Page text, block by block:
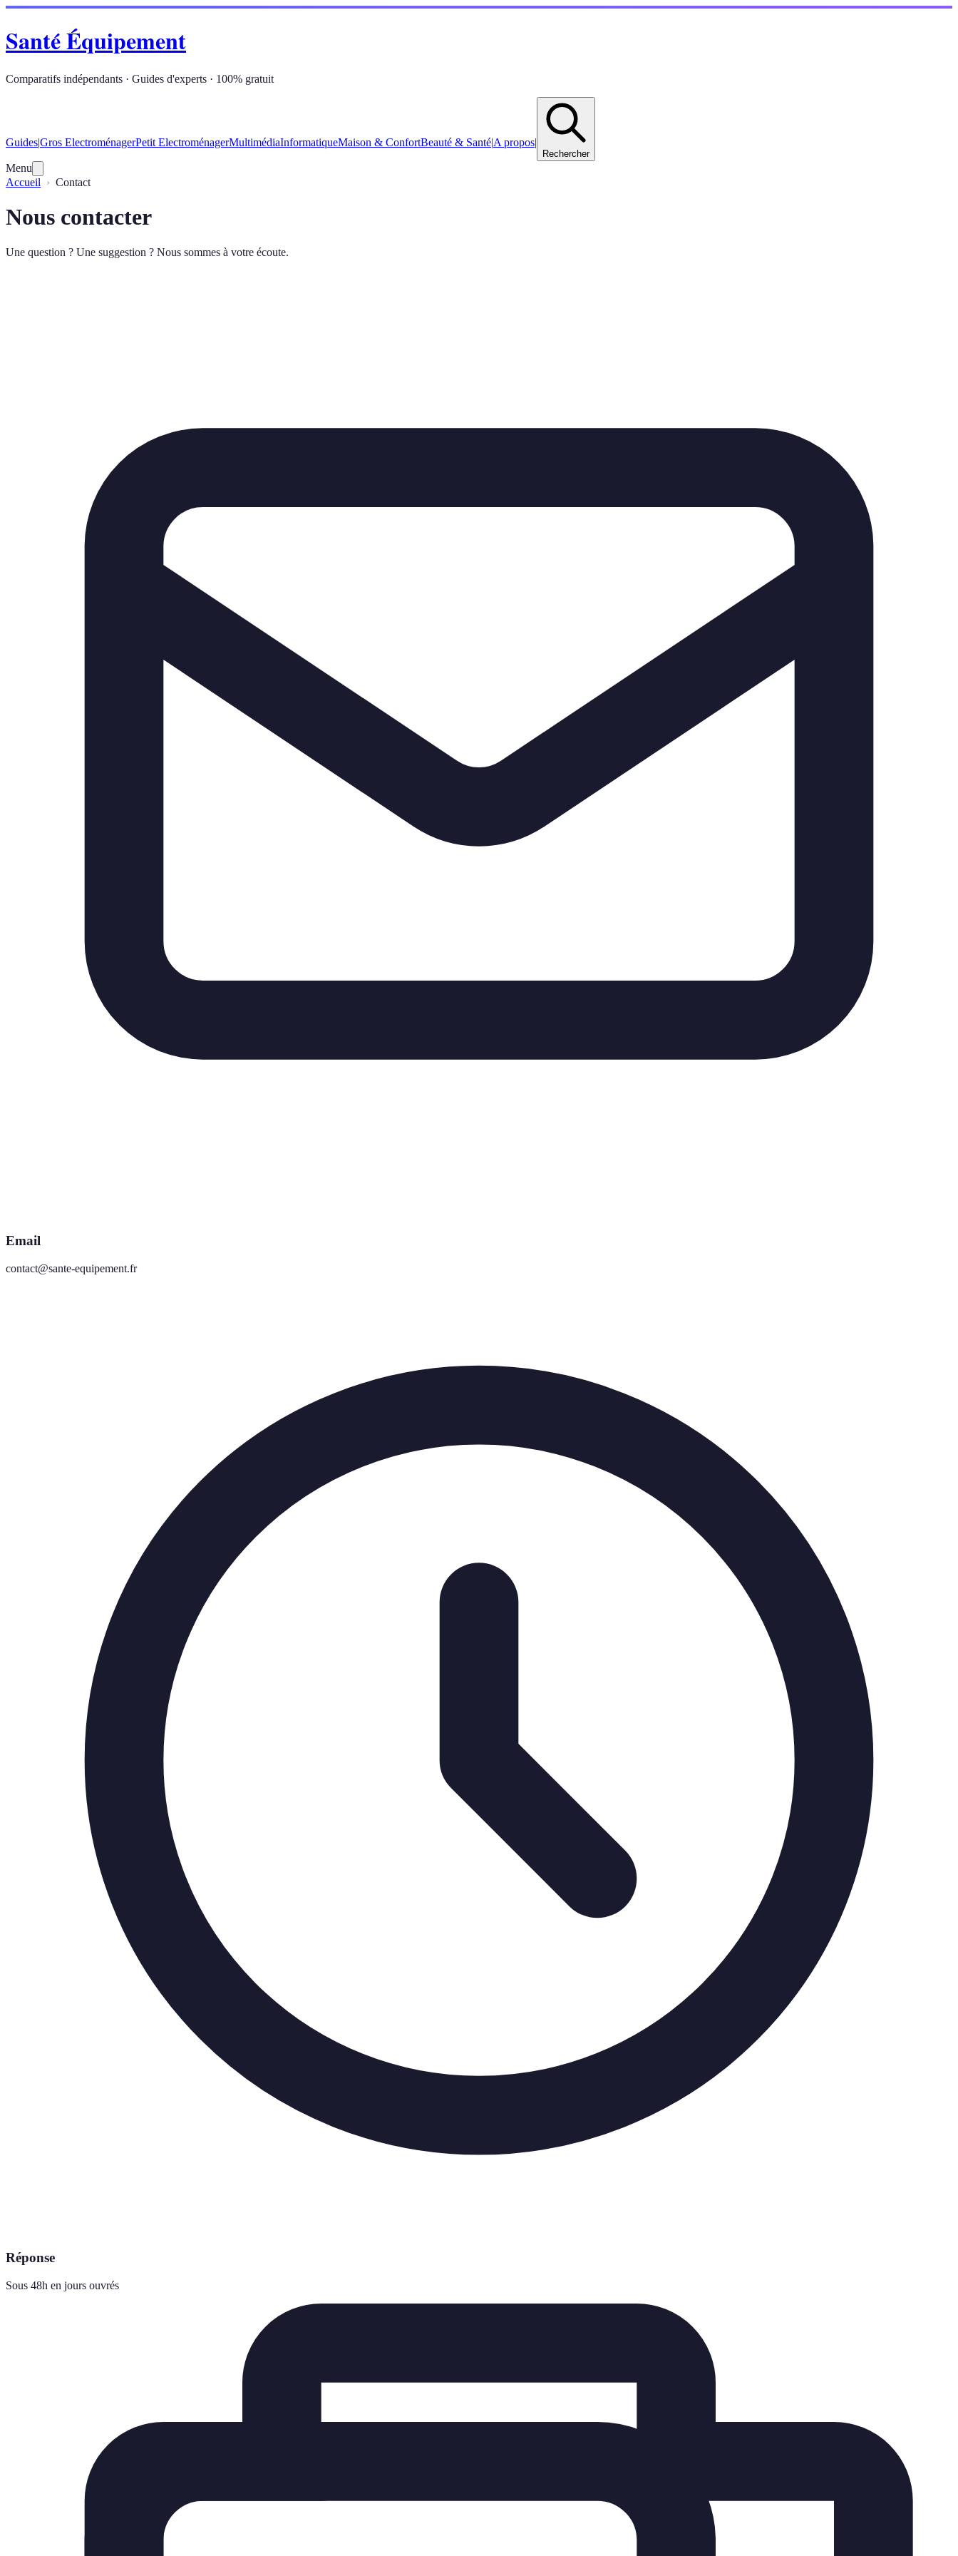
Santé Équipement
Comparatifs indépendants · Guides d'experts · 100% gratuit
Guides|Gros ElectroménagerPetit ElectroménagerMultimédiaInformatiqueMaison & ConfortBeauté & Santé|A propos|
Rechercher
Menu
Accueil
Contact
Nous contacter
Une question ? Une suggestion ? Nous sommes à votre écoute.
Email
contact@sante-equipement.fr
Réponse
Sous 48h en jours ouvrés